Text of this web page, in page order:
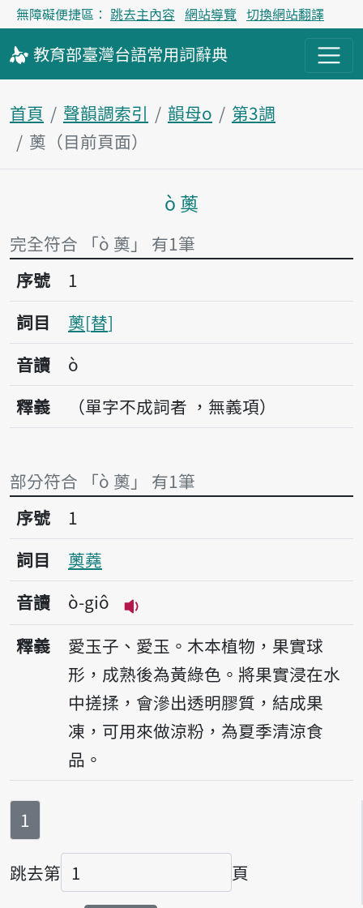
無障礙便捷區： 跳去主內容 網站導覽 切換網站翻譯
教育部臺灣台語常用詞辭典
首頁 聲韻調索引 韻母o
第3調
薁（目前頁面）
主內容區塊
ò 薁
完全符合 「ò 薁」 有1筆
序號1薁
序號
1
詞目
薁 替
音讀
ò
釋義
（單字不成詞者 ，無義項）
部分符合 「ò 薁」 有1筆
序號1薁蕘
序號
1
詞目
薁蕘
音讀
ò-giô
播放音讀ò-giô
釋義
愛玉子、愛玉。木本植物，果實球
形，成熟後為黃綠色。將果實浸在水
中搓揉，會滲出透明膠質，結成果
凍，可用來做涼粉，為夏季清涼食
品。
第
1
跳去第
頁碼
頁